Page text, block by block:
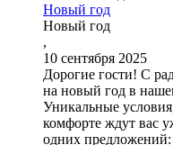
Новый год
Новый год
,
10 сентября 2025
Дорогие гости! С
на новый год в
Уникальные
комфорте ждут вас
одних